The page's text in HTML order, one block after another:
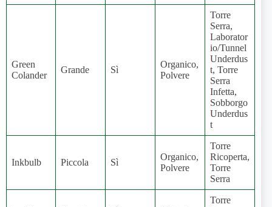
Green
Colander
Grande Sì
Organico,
Polvere
Torre
Serra,
Laborator
io/Tunnel
Underdus
t, Torre
Serra
Infetta,
Sobborgo
Underdus
t
Inkbulb Piccola Sì
Organico,
Polvere
Torre
Ricoperta,
Torre
Serra
Torre